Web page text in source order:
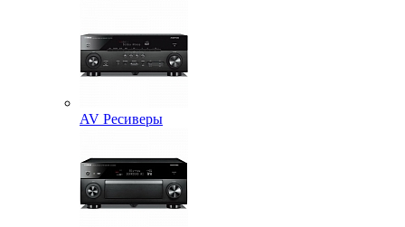
AV Ресиверы